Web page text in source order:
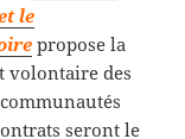
le
propose la
volontaire des
seront le